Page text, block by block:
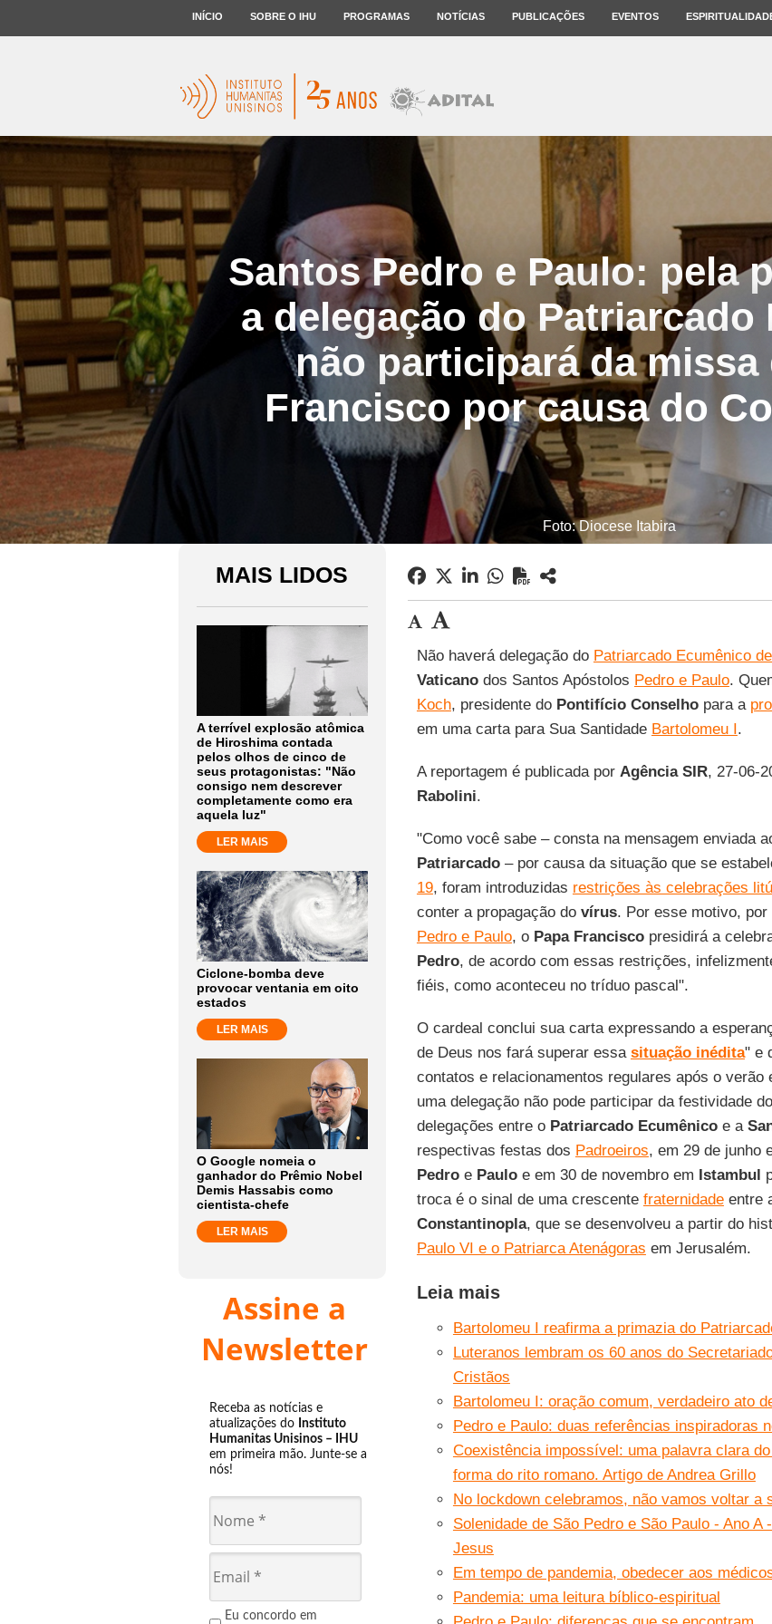
INÍCIO SOBRE O IHU PROGRAMAS NOTÍCIAS PUBLICAÇÕES EVENTOS
Santos Pedro e Paulo: pela
a delegação do Patriarcado
não participará da missa
Francisco por causa do
Foto: Diocese Itabira
MAIS LIDOS
A terrível explosão atômica
de Hiroshima contada
pelos olhos de cinco de
seus protagonistas: "Não
consigo nem descrever
completamente como era
aquela luz"
LER MAIS
Ciclone-bomba deve
provocar ventania em oito
estados
LER MAIS
O Google nomeia o
ganhador do Prêmio Nobel
Demis Hassabis como
cientista-chefe
LER MAIS
Assine a
Newsletter
Receba as notícias e
atualizações do Instituto
Humanitas Unisinos – IHU
em primeira mão. Junte-se a
nós!
Eu concordo em
Não haverá delegação do Patriarcado Ecumênico
Vaticanodos Santos Apóstolos Pedro e Paulo.
Koch, presidente do Pontifício Conselhopara a
em uma carta para Sua Santidade Bartolomeu I.
A reportagem é publicada por Agência SIR, 27-06-
Rabolini.
"Como você sabe – consta na mensagem enviada
Patriarcado– por causa da situação que se
19, foram introduzidas restrições às celebrações
conter a propagação do vírus. Por esse motivo, por
Pedro e Paulo, o Papa Franciscopresidirá a
Pedro, de acordo com essas restrições,
fiéis, como aconteceu no tríduo pascal".
O cardeal conclui sua carta expressando a
de Deus nos fará superar essa situação inédita" e
contatos e relacionamentos regulares após o verão
uma delegação não pode participar da festividade
delegações entre o Patriarcado Ecumênicoe a
respectivas festas dos Padroeiros, em 29 de junho
Pedroe Pauloe em 30 de novembro em Istambul
troca é o sinal de uma crescente fraternidadeentre
Constantinopla, que se desenvolveu a partir do
Paulo VI e o Patriarca Atenágoras em Jerusalém.
Leia mais
Bartolomeu I reafirma a primazia do
Luteranos lembram os 60 anos do
Cristãos
Bartolomeu I: oração comum, verdadeiro ato
Pedro e Paulo: duas referências inspiradoras
Coexistência impossível: uma palavra clara
forma do rito romano. Artigo de Andrea Grillo
No lockdown celebramos, não vamos voltar a
Solenidade de São Pedro e São Paulo - Ano
Jesus
Em tempo de pandemia, obedecer aos
Pandemia: uma leitura bíblico-espiritual